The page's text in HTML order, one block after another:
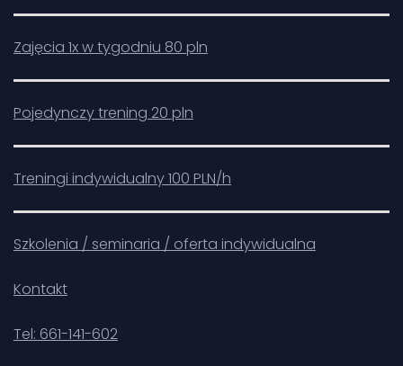
Zajęcia 1x w tygodniu 80 pln
Pojedynczy trening 20 pln
Treningi indywidualny 100 PLN/h
Szkolenia / seminaria / oferta indywidualna
Kontakt
Tel: 661-141-602